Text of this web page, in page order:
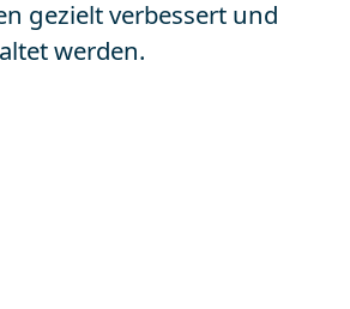
gezielt verbessert und
werden.